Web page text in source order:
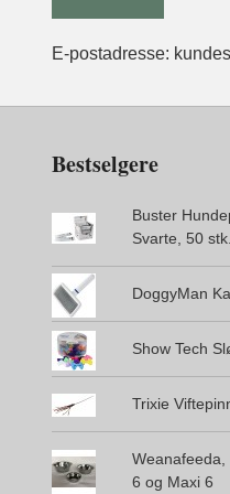
E-postadresse:
Bestselgere
Buster
Svarte, 50 stk.
DoggyMan
Show Tech
Trixie
Weanafeeda,
6 og Maxi 6